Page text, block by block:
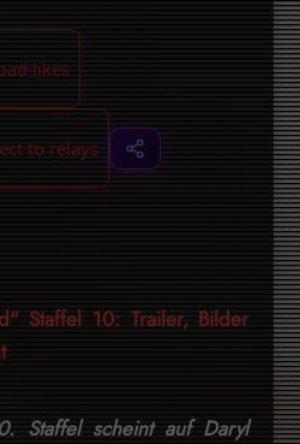
Staffel scheint auf Daryl